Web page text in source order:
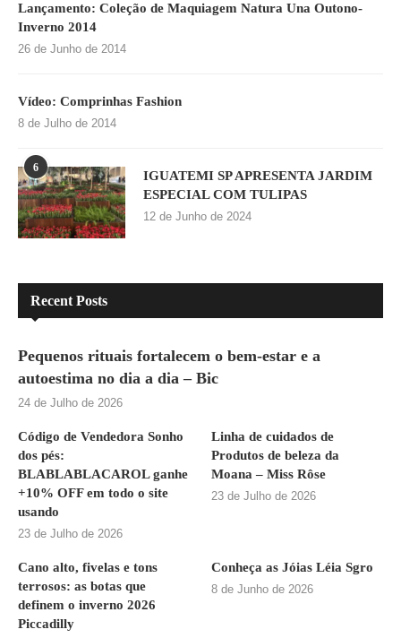
Lançamento: Coleção de Maquiagem Natura Una Outono-
Inverno 2014
26 de Junho de 2014
Vídeo: Comprinhas Fashion
8 de Julho de 2014
6
IGUATEMI SP APRESENTA JARDIM
ESPECIAL COM TULIPAS
12 de Junho de 2024
Recent Posts
Pequenos rituais fortalecem o bem-estar e a
autoestima no dia a dia – Bic
24 de Julho de 2026
Código de Vendedora Sonho
dos pés:
BLABLABLACAROL ganhe
+10% OFF em todo o site
usando
23 de Julho de 2026
Linha de cuidados de
Produtos de beleza da
Moana – Miss Rôse
23 de Julho de 2026
Cano alto, fivelas e tons
terrosos: as botas que
definem o inverno 2026
Piccadilly
Conheça as Jóias Léia Sgro
8 de Junho de 2026